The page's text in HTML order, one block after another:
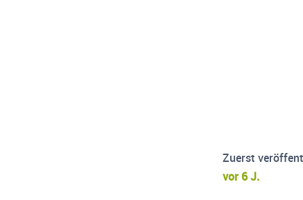
Zuerst
vor 6 J.